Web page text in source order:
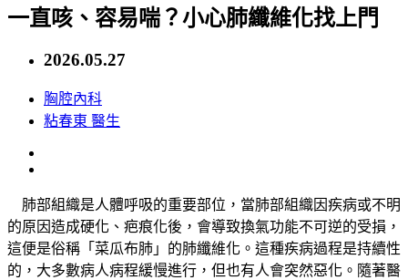
一直咳、容易喘？小心肺纖維化找上門
2026.05.27
胸腔內科
粘春東 醫生
肺部組織是人體呼吸的重要部位，當肺部組織因疾病或不明
的原因造成硬化、疤痕化後，會導致換氣功能不可逆的受損，
這便是俗稱「菜瓜布肺」的肺纖維化。這種疾病過程是持續性
的，大多數病人病程緩慢進行，但也有人會突然惡化。隨著醫